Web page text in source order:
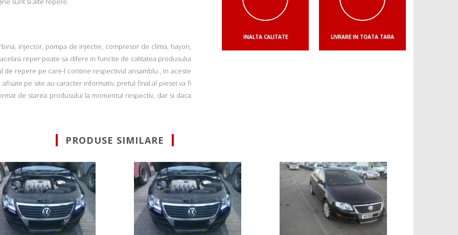
injector, pompa de injectie, compresor de clima, hayon,
reper poate sa difere in functie de calitatea produsului
de repere pe care-l contine respectivul ansamblu , in aceste
pe site au caracter informativ, pretul final al piesei va fi
de starea produsului la momentul respectiv, dar si daca
INALTA CALITATE LIVRARE IN TOATA TARA
PRODUSE SIMILARE